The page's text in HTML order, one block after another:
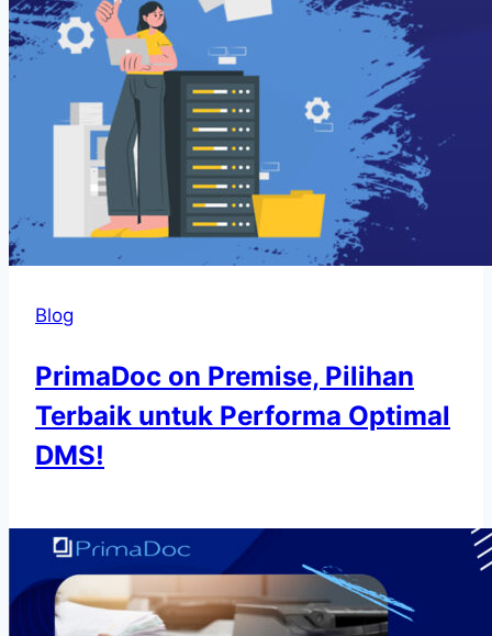
Blog
PrimaDoc on Premise, Pilihan
Terbaik untuk Performa Optimal
DMS!